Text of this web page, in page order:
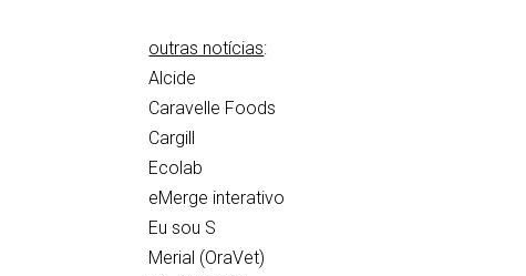
outras notícias:
Alcide
Caravelle Foods
Cargill
Ecolab
eMerge interativo
Eu sou S
Merial (OraVet)